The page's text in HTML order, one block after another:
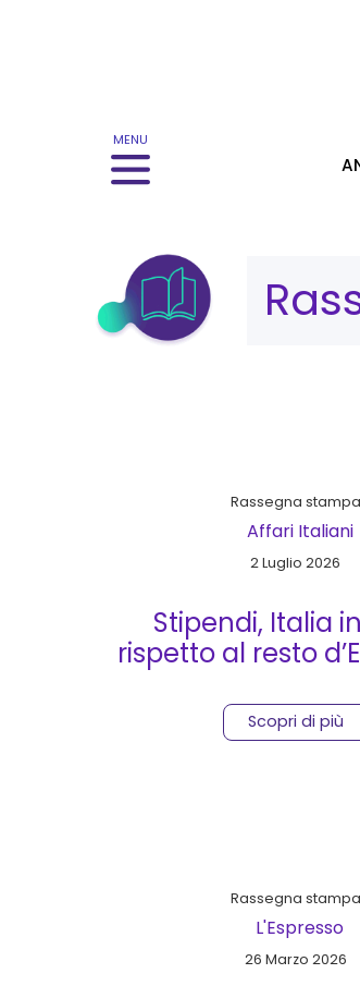
Menu
MENU
Rassegna stampa
Affari Italiani
2 Luglio 2026
Stipendi, Italia
rispetto al resto
si guadagna il
Scopri di più
Rassegna stampa
L'Espresso
26 Marzo 2026